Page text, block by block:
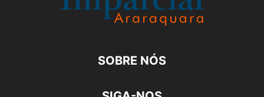
SOBRE NÓS